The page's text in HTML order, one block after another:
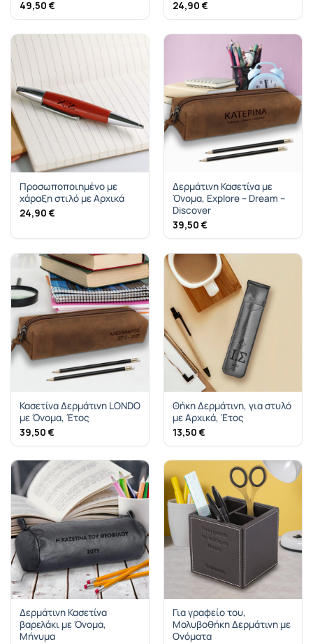
49,50 € 24,90 €
Προσωποποιημένο με
χάραξη στιλό με Αρχικά
24,90 €
Δερμάτινη Κασετίνα με
Όνομα, Explore – Dream –
Discover
39,50 €
Κασετίνα Δερμάτινη LONDO
με Όνομα, Έτος
39,50 €
Θήκη Δερμάτινη, για στυλό
με Αρχικά, Έτος
13,50 €
Δερμάτινη Κασετίνα
βαρελάκι με Όνομα,
Μήνυμα
Για γραφείο του,
Μολυβοθήκη Δερμάτινη με
Ονόματα